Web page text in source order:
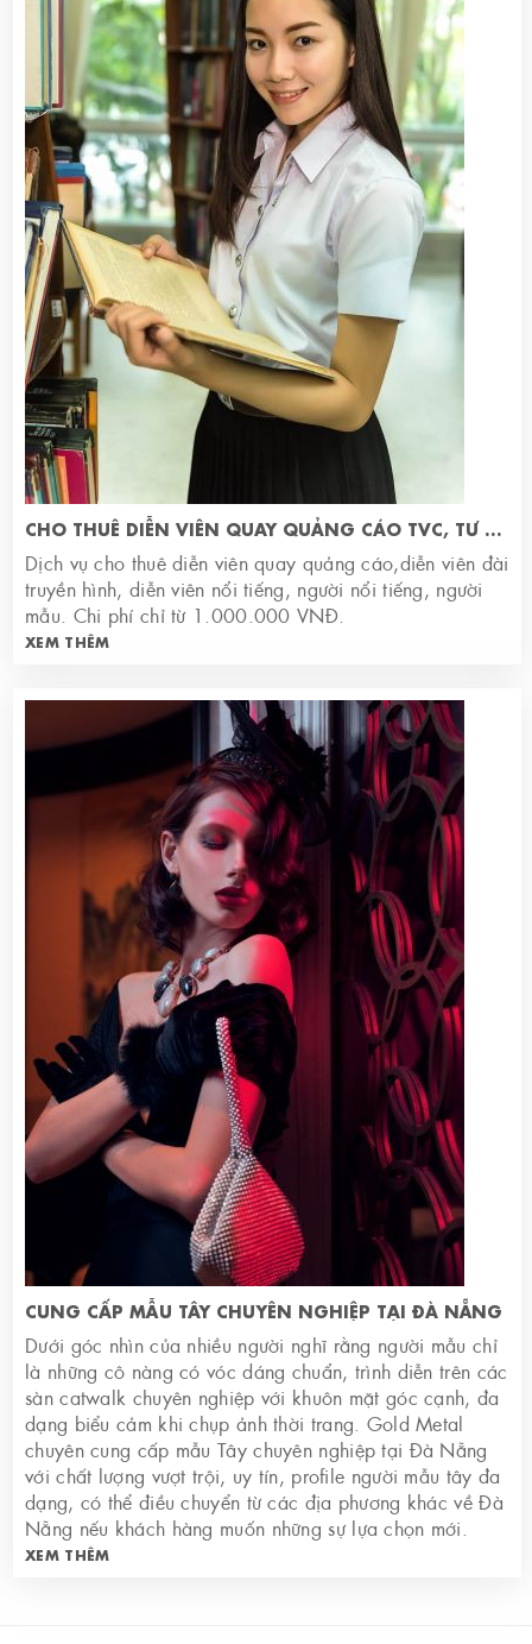
Dịch vụ cho thuê diễn viên quay quảng cáo,diễn viên đài
truyền hình, diễn viên nổi tiếng, người nổi tiếng, người
mẫu. Chi phí chỉ từ 1.000.000 VNĐ.
XEM THÊM
CUNG CẤP MẪU TÂY CHUYÊN NGHIỆP TẠI ĐÀ NẴNG
Dưới góc nhìn của nhiều người nghĩ rằng người mẫu chỉ
là những cô nàng có vóc dáng chuẩn, trình diễn trên các
sàn catwalk chuyên nghiệp với khuôn mặt góc cạnh, đa
dạng biểu cảm khi chụp ảnh thời trang. Gold Metal
chuyên cung cấp mẫu Tây chuyên nghiệp tại Đà Nẵng
với chất lượng vượt trội, uy tín, profile người mẫu tây đa
dạng, có thể điều chuyển từ các địa phương khác về Đà
Nẵng nếu khách hàng muốn những sự lựa chọn mới.
XEM THÊM